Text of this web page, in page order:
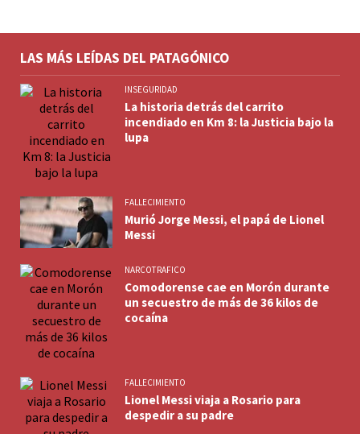
LAS MÁS LEÍDAS DEL PATAGÓNICO
INSEGURIDAD
La historia detrás del carrito
incendiado en Km 8: la Justicia bajo la
lupa
FALLECIMIENTO
Murió Jorge Messi, el papá de Lionel
Messi
NARCOTRAFICO
Comodorense cae en Morón durante
un secuestro de más de 36 kilos de
cocaína
FALLECIMIENTO
Lionel Messi viaja a Rosario para
despedir a su padre